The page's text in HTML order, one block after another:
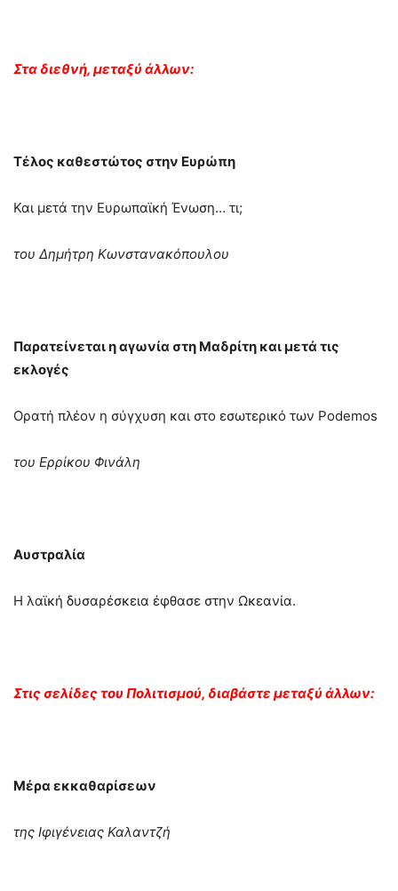
Στα διεθνή, μεταξύ άλλων:
Τέλος καθεστώτος στην Ευρώπη
Και μετά την Ευρωπαϊκή Ένωση… τι;
του Δημήτρη Κωνστανακόπουλου
Παρατείνεται η αγωνία στη Μαδρίτη και μετά τις
εκλογές
Ορατή πλέον η σύγχυση και στο εσωτερικό των Podemos
του Ερρίκου Φινάλη
Αυστραλία
Η λαϊκή δυσαρέσκεια έφθασε στην Ωκεανία.
Στις σελίδες του Πολιτισμού, διαβάστε μεταξύ άλλων:
Μέρα εκκαθαρίσεων
της Ιφιγένειας Καλαντζή